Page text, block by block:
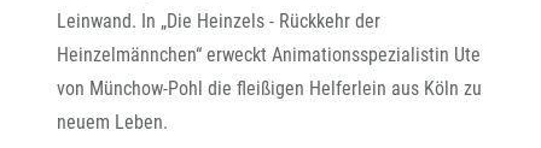
Leinwand. In „Die Heinzels - Rückkehr der
Heinzelmännchen“ erweckt Animationsspezialistin Ute
von Münchow-Pohl die fleißigen Helferlein aus Köln zu
neuem Leben.